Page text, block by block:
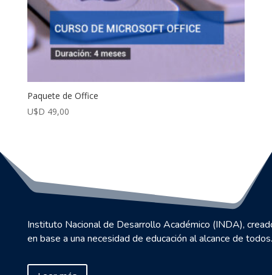
Paquete de Office
U$D 49,00
Instituto Nacional de Desarrollo Académico (INDA),
en base a una necesidad de educación al alcance de todos.